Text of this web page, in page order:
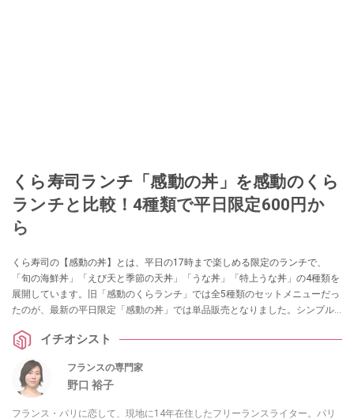
くら寿司ランチ「感動の丼」を感動のくら
ランチと比較！4種類で平日限定600円か
ら
くら寿司の【感動の丼】とは、平日の17時まで楽しめる限定のランチで、
「旬の海鮮丼」「えび天と季節の天丼」「うな丼」「特上うな丼」の4種類を
展開しています。旧「感動のくらランチ」では全5種類のセットメニューだっ
たのが、最新の平日限定「感動の丼」では単品販売となりました。シンプル
くらランチ」のレビューに加え、「感動の丼」の情報を追加して比較をしな
イチオシスト
フランスの専門家
野口 裕子
フランス・パリに恋して、現地に14年在住したフリーランスライター。パリ